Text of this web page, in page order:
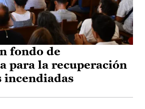
fondo de
para la recuperación
incendiadas